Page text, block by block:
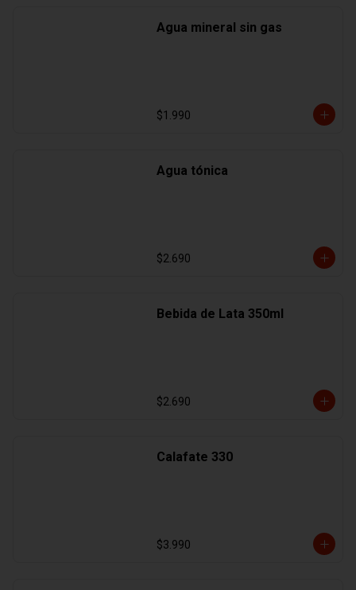
Agua mineral sin gas
$1.990
Agua tónica
$2.690
Bebida de Lata 350ml
$2.690
Calafate 330
$3.990